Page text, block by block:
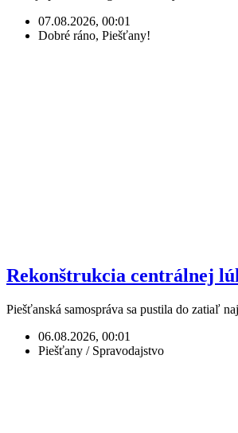
07.08.2026, 00:01
Dobré ráno, Piešťany!
Rekonštrukcia centrálnej
Piešťanská samospráva sa pustila do zatiaľ
06.08.2026, 00:01
Piešťany / Spravodajstvo